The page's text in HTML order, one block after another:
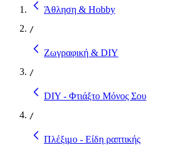
Άθληση & Hobby
/
Ζωγραφική & DIY
/
DIY - Φτιάξτο Μόνος Σου
/
Πλέξιμο - Είδη ραπτικής